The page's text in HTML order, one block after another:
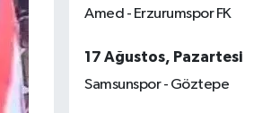
Amed - Erzurumspor FK
17 Ağustos, Pazartesi
Samsunspor - Göztepe